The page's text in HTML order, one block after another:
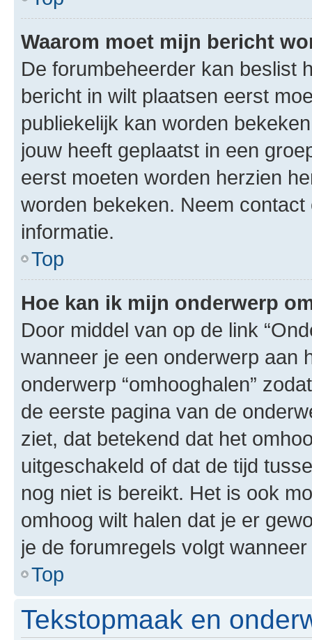
Waarom moet mijn bericht
De forumbeheerder kan beslist
bericht in wilt plaatsen eerst
publiekelijk kan worden
jouw heeft geplaatst in een
eerst moeten worden herzien
worden bekeken. Neem
informatie.
Top
Hoe kan ik mijn onderwerp
Door middel van op de link
wanneer je een onderwerp aan
onderwerp “omhooghalen”
de eerste pagina van de
ziet, dat betekend dat het
uitgeschakeld of dat de tijd
nog niet is bereikt. Het is ook
omhoog wilt halen dat je er
je de forumregels volgt
Top
Tekstopmaak en